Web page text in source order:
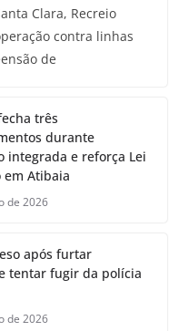
Clara, Recreio
contra linhas
de
três
durante
integrada e reforça Lei
em Atibaia
de 2026
após furtar
tentar fugir da polícia
de 2026